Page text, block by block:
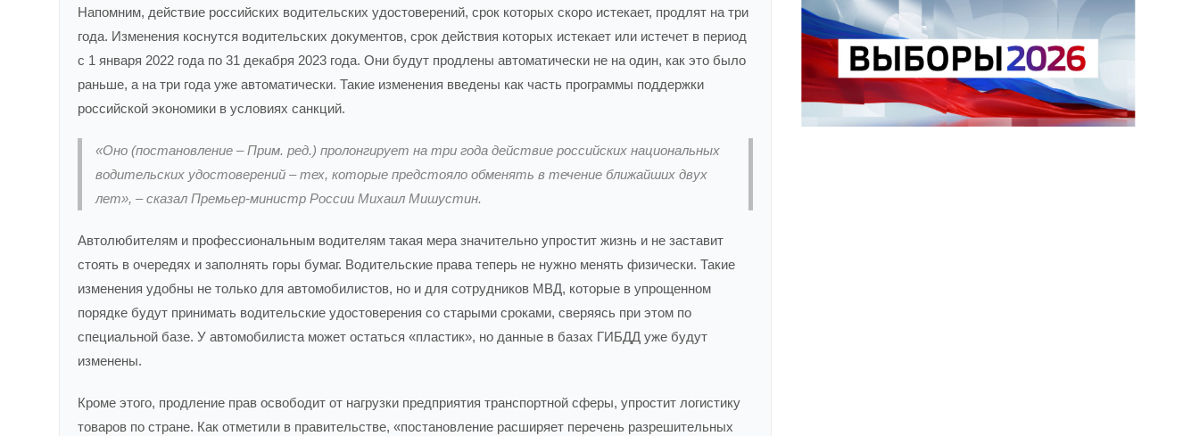
Напомним, действие российских водительских удостоверений, срок которых скоро истекает, продлят на три
года. Изменения коснутся водительских документов, срок действия которых истекает или истечет в период
с 1 января 2022 года по 31 декабря 2023 года. Они будут продлены автоматически не на один, как это было
раньше, а на три года уже автоматически. Такие изменения введены как часть программы поддержки
российской экономики в условиях санкций.
«Оно (постановление – Прим. ред.) пролонгирует на три года действие российских национальных
водительских удостоверений – тех, которые предстояло обменять в течение ближайших двух
лет», – сказал Премьер-министр России Михаил Мишустин.
Автолюбителям и профессиональным водителям такая мера значительно упростит жизнь и не заставит
стоять в очередях и заполнять горы бумаг. Водительские права теперь не нужно менять физически. Такие
изменения удобны не только для автомобилистов, но и для сотрудников МВД, которые в упрощенном
порядке будут принимать водительские удостоверения со старыми сроками, сверяясь при этом по
специальной базе. У автомобилиста может остаться «пластик», но данные в базах ГИБДД уже будут
изменены.
Кроме этого, продление прав освободит от нагрузки предприятия транспортной сферы, упростит логистику
товаров по стране. Как отметили в правительстве, «постановление расширяет перечень разрешительных